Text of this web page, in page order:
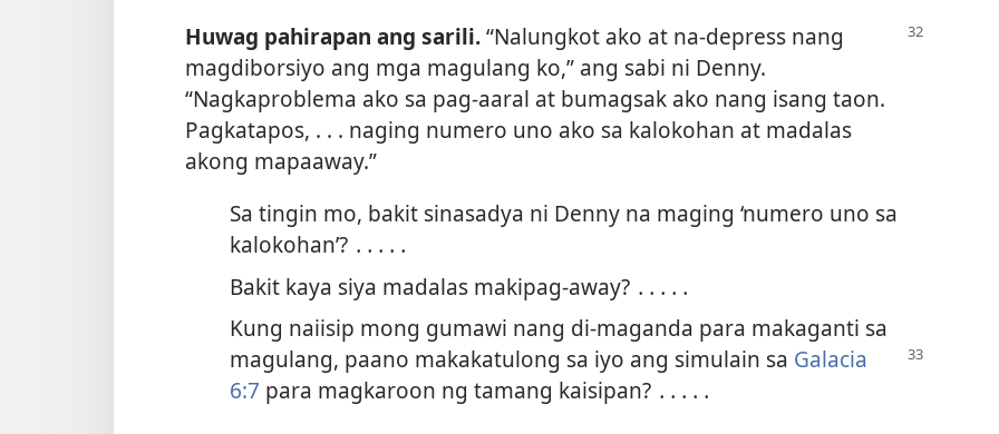
Huwag pahirapan ang sarili.“Nalungkot ako at na-depress nang
magdiborsiyo ang mga magulang ko,” ang sabi ni Denny.
“Nagkaproblema ako sa pag-aaral at bumagsak ako nang isang taon.
Pagkatapos, . . . naging numero uno ako sa kalokohan at madalas
akong mapaaway.”
Sa tingin mo, bakit sinasadya ni Denny na maging ‘numero uno sa
kalokohan’? ․․․․․
Bakit kaya siya madalas makipag-away? ․․․․․
Kung naiisip mong gumawi nang di-maganda para makaganti sa
magulang, paano makakatulong sa iyo ang simulain sa Galacia
6:7 para magkaroon ng tamang kaisipan? ․․․․․